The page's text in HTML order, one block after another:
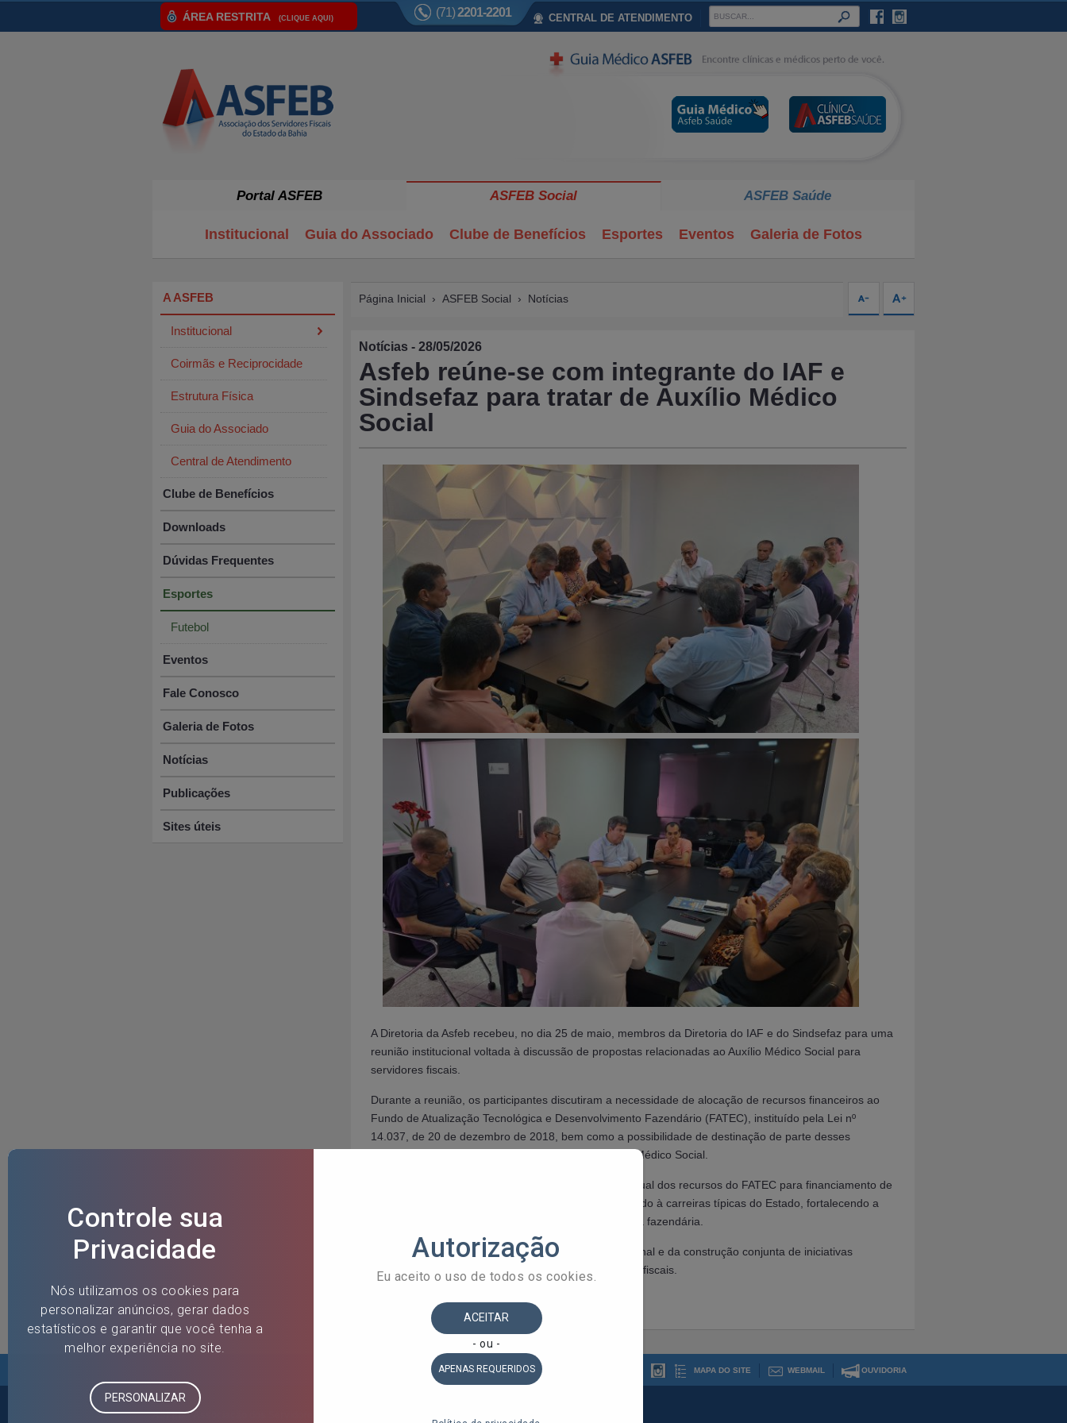
ÁREA RESTRITA (CLIQUE AQUI) (71)2201-2201 CENTRAL DE ATENDIMENTO
Portal ASFEB ASFEB Social ASFEB Saúde
Institucional Guia do Associado Clube de Benefícios Esportes Eventos Galeria de Fotos
A ASFEB
Institucional
Coirmãs e Reciprocidade
Estrutura Física
Guia do Associado
Central de Atendimento
Clube de Benefícios
Downloads
Dúvidas Frequentes
Esportes
Futebol
Eventos
Fale Conosco
Galeria de Fotos
Notícias
Publicações
Sites úteis
Página Inicial › ASFEB Social › Notícias
Notícias - 28/05/2026
Asfeb reúne-se com integrante do IAF e
Sindsefaz para tratar de Auxílio Médico
Social
A Diretoria da Asfeb recebeu, no dia 25 de maio, membros da Diretoria do IAF e do Sindsefaz para uma
reunião institucional voltada à discussão de propostas relacionadas ao Auxílio Médico Social para
servidores fiscais.
Durante a reunião, os participantes discutiram a necessidade de alocação de recursos financeiros ao
Fundo de Atualização Tecnológica e Desenvolvimento Fazendário (FATEC), instituído pela Lei nº
14.037, de 20 de dezembro de 2018, bem como a possibilidade de destinação de parte desses
recursos para viabilizar a implantação de um Auxílio Médico Social.
A proposta debatida prevê a utilização de um percentual dos recursos do FATEC para financiamento de
um benefício nos mesmos moldes daquele já concedido à carreiras típicas do Estado, fortalecendo a
assistência e a proteção social aos servidores da área fazendária.
O encontro reforça a importância do diálogo institucional e da construção conjunta de iniciativas
voltadas à valorização e ao bem-estar dos servidores fiscais.
OUVIDORIA
WEBMAIL
MAPA DO SITE
ASFEB - Associação dos Servidores Fiscais do Estado da Bahia